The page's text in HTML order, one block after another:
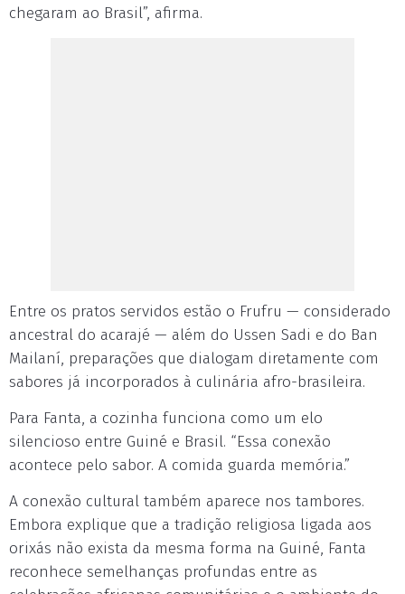
chegaram ao Brasil”, afirma.
Entre os pratos servidos estão o Frufru — considerado
ancestral do acarajé — além do Ussen Sadi e do Ban
Mailaní, preparações que dialogam diretamente com
sabores já incorporados à culinária afro-brasileira.
Para Fanta, a cozinha funciona como um elo
silencioso entre Guiné e Brasil. “Essa conexão
acontece pelo sabor. A comida guarda memória.”
A conexão cultural também aparece nos tambores.
Embora explique que a tradição religiosa ligada aos
orixás não exista da mesma forma na Guiné, Fanta
reconhece semelhanças profundas entre as